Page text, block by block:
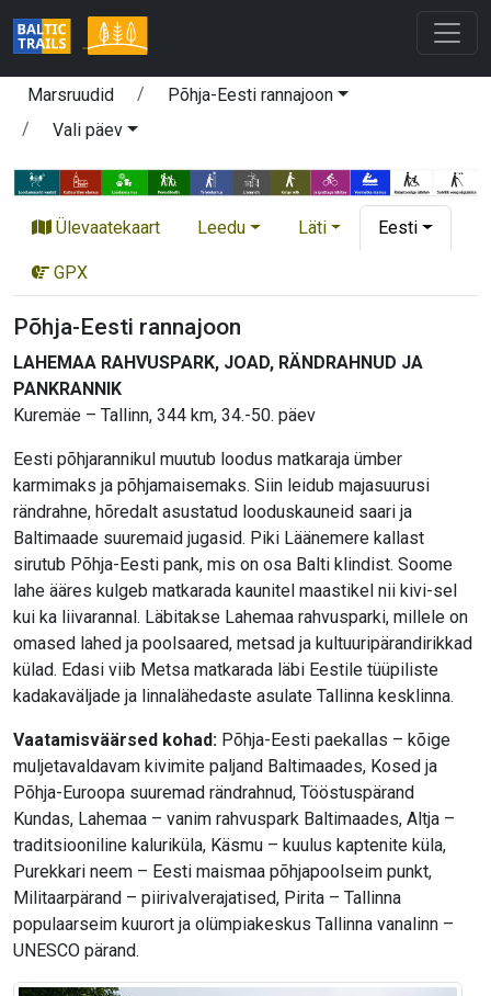
Marsruudid
Põhja-Eesti rannajoon
Vali päev
Ülevaatekaart Leedu Läti Eesti
GPX
Põhja-Eesti rannajoon
LAHEMAA RAHVUSPARK, JOAD, RÄNDRAHNUD JA
PANKRANNIK
Kuremäe – Tallinn, 344 km, 34.-50. päev
Eesti põhjarannikul muutub loodus matkaraja ümber
karmimaks ja põhjamaisemaks. Siin leidub majasuurusi
rändrahne, hõredalt asustatud looduskauneid saari ja
Baltimaade suuremaid jugasid. Piki Läänemere kallast
sirutub Põhja-Eesti pank, mis on osa Balti klindist. Soome
lahe ääres kulgeb matkarada kaunitel maastikel nii kivi-sel
kui ka liivarannal. Läbitakse Lahemaa rahvusparki, millele on
omased lahed ja poolsaared, metsad ja kultuuripärandirikkad
külad. Edasi viib Metsa matkarada läbi Eestile tüüpiliste
kadakaväljade ja linnalähedaste asulate Tallinna kesklinna.
Vaatamisväärsed kohad: Põhja-Eesti paekallas – kõige
muljetavaldavam kivimite paljand Baltimaades, Kosed ja
Põhja-Euroopa suuremad rändrahnud, Tööstuspärand
Kundas, Lahemaa – vanim rahvuspark Baltimaades, Altja –
traditsiooniline kaluriküla, Käsmu – kuulus kaptenite küla,
Purekkari neem – Eesti maismaa põhjapoolseim punkt,
Militaarpärand – piirivalverajatised, Pirita – Tallinna
populaarseim kuurort ja olümpiakeskus Tallinna vanalinn –
UNESCO pärand.